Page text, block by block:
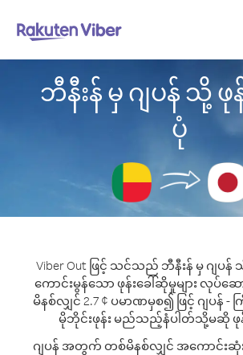
ဘီနီးန် မှ ဂျပန် သို့ ဖု
ပုံ
Viber Out ဖြင့် သင်သည် ဘီနီးန် မှ ဂျ
ကောင်းမွန်သော ဖုန်းခေါ်ဆိုမှုများ လုပ်
မိနစ်လျှင် 2.7 ¢ ပမာဏမှစ၍ ဖြင့် ဂျပန်
မိုဘိုင်းဖုန်း မည်သည့်နံပါတ်သို့မဆို ဖုန်
ဂျပန် အတွက် တစ်မိနစ်လျှင် အကောင်းဆုံး